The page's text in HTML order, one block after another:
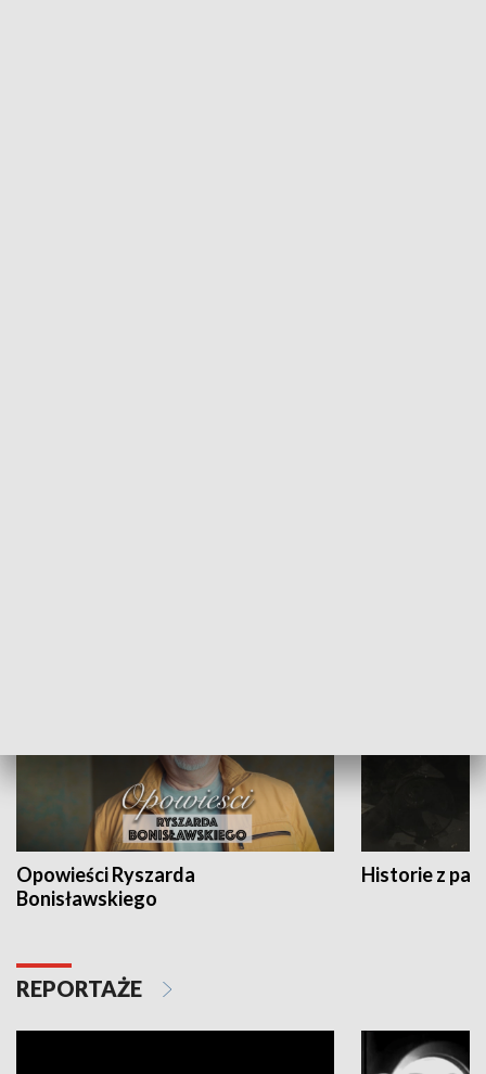
Opowieści Ryszarda
Bonisławskiego
Historie z
REPORTAŻE